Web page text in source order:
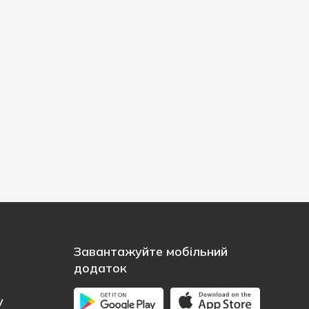
Завантажуйте мобільний
додаток